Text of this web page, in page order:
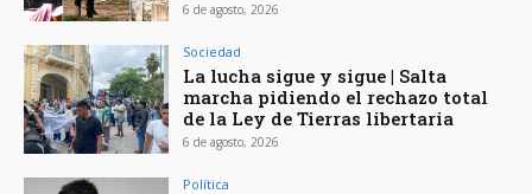
6 de agosto, 2026
Sociedad
La lucha sigue y sigue | Salta
marcha pidiendo el rechazo total
de la Ley de Tierras libertaria
6 de agosto, 2026
Política